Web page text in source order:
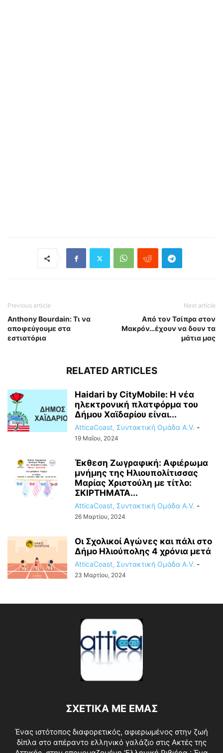
Previous article
Anthony Bourdain: Τι να
αποφεύγουμε στα
εστιατόρια
Next article
Από τον Τσίπρα στον
Μακρόν…έχουν να δουν τα
μάτια μας
RELATED ARTICLES
Haidari by CityMobile: Η νέα
ηλεκτρονική πλατφόρμα του
Δήμου Χαϊδαρίου είναι...
AtticaCoast, Συντακτική Ομάδα A.V. -
19 Μαΐου, 2024
Έκθεση Ζωγραφική: Αφιέρωμα
μνήμης της Ηλιουπολίτισσας
Μαρίας Χριστούλη με τίτλο:
ΣΚΙΡΤΗΜΑΤΑ...
AtticaCoast, Συντακτική Ομάδα A.V. -
26 Μαρτίου, 2024
Οι Σχολικοί Αγώνες και πάλι στο
Δήμο Ηλιούπολης 4 χρόνια μετά
AtticaCoast, Συντακτική Ομάδα A.V. -
23 Μαρτίου, 2024
ΣΧΕΤΙΚΑ ΜΕ ΕΜΑΣ
Ένας ιστότοπος διαφορετικός, αφιερωμένος στην ζωή
δίπλα στο απέραντο ελληνικό γαλάζιο στις Ακτές της